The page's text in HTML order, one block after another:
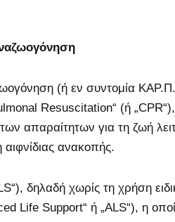
(ή εν συντομία
Resuscitation“ (ή „CPR“),
απαραίτητων για τη ζωή
ανακοπής.
δηλαδή χωρίς τη χρήση
Life Support“ ή „ALS“), η